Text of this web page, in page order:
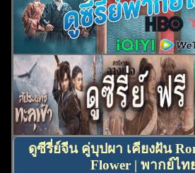
ดูซีรี่ย์จีน คู่บุปผา เคียงฝัน
Flower | พากย์ไท